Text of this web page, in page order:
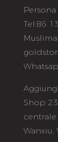
Tel:86
Shop
Wanxiu,